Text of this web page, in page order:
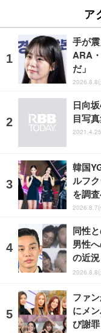
ア
手が
ARA
だ」
2026.8.8(
日向
目写
韓国
ルフ
を調査
2026.8.7(
同性
男性
の近況
2026.8.8(
ファ
にメ
び謝罪